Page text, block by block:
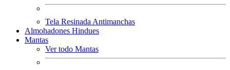
Tela Resinada Antimanchas
Almohadones Hindues
Mantas
Ver todo Mantas